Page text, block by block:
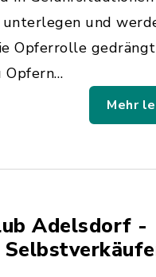
und
Opferrolle
Opfern…
Mehr
Adelsdorf -